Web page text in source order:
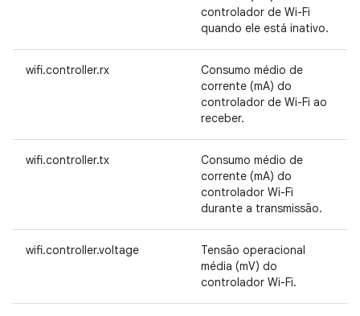
controlador de Wi-Fi
quando ele está inativo.
wifi.controller.rx
Consumo médio de
corrente (mA) do
controlador de Wi-Fi ao
receber.
wifi.controller.tx
Consumo médio de
corrente (mA) do
controlador Wi-Fi
durante a transmissão.
wifi.controller.voltage
Tensão operacional
média (mV) do
controlador Wi-Fi.